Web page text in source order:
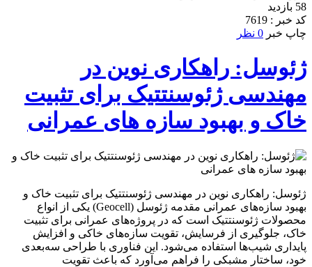
58 بازدید
کد خبر : 7619
چاپ خبر 0 نظر
ژئوسل: راهکاری نوین در
مهندسی ژئوسنتتیک برای تثبیت
خاک و بهبود سازه‌ های عمرانی
ژئوسل: راهکاری نوین در مهندسی ژئوسنتتیک برای تثبیت خاک و
بهبود سازه‌های عمرانی مقدمه ژئوسل (Geocell) یکی از انواع
محصولات ژئوسنتتیک است که در پروژه‌های عمرانی برای تثبیت
خاک، جلوگیری از فرسایش، تقویت سازه‌های خاکی و افزایش
پایداری شیب‌ها استفاده می‌شود. این فناوری با طراحی سه‌بعدی
خود، ساختار مشبکی را فراهم می‌آورد که باعث تقویت